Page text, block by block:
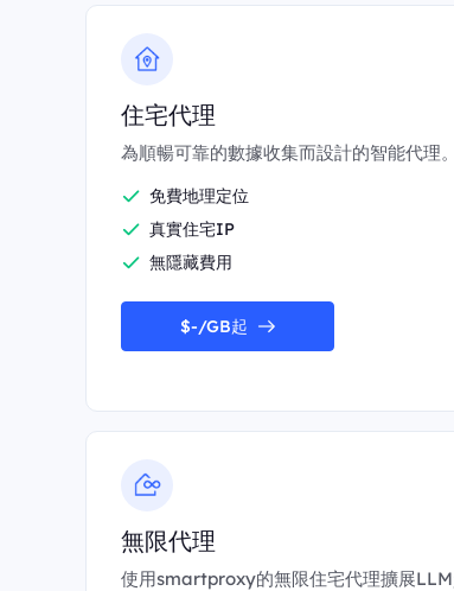
住宅代理
為順暢可靠的數據收集而設計的智能代理。
免費地理定位
真實住宅IP
無隱藏費用
$-/GB起
無限代理
使用smartproxy的無限住宅代理擴展